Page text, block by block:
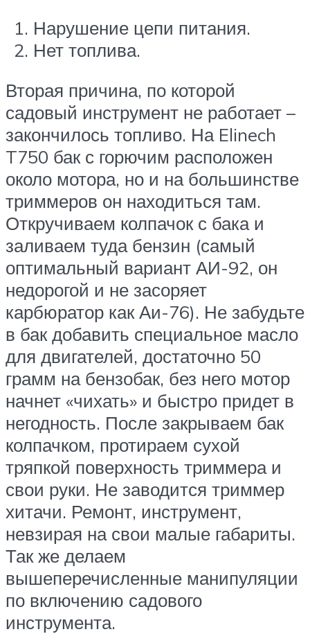
Нарушение цепи питания.
Нет топлива.
Вторая причина, по которой
садовый инструмент не работает –
закончилось топливо. На Elinech
T750 бак с горючим расположен
около мотора, но и на большинстве
триммеров он находиться там.
Откручиваем колпачок с бака и
заливаем туда бензин (самый
оптимальный вариант АИ-92, он
недорогой и не засоряет
карбюратор как Аи-76). Не забудьте
в бак добавить специальное масло
для двигателей, достаточно 50
грамм на бензобак, без него мотор
начнет «чихать» и быстро придет в
негодность. После закрываем бак
колпачком, протираем сухой
тряпкой поверхность триммера и
свои руки. Не заводится триммер
хитачи. Ремонт, инструмент,
невзирая на свои малые габариты.
Так же делаем
вышеперечисленные манипуляции
по включению садового
инструмента.